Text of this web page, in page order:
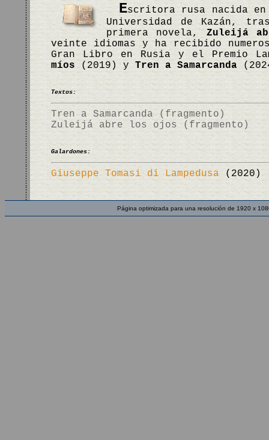
Escritora rusa nacida
Universidad de Kazán,
primera novela, Zuleijá
veinte idiomas y ha recibido
Gran Libro en Rusia y el Premio
míos (2019) y Tren a Samarcanda
Textos:
Tren a Samarcanda (fragmento)
Zuleijá abre los ojos (fragmento)
Galardones:
Giuseppe Tomasi di Lampedusa (2020)
Página optimizada para una resolución de 1920 x